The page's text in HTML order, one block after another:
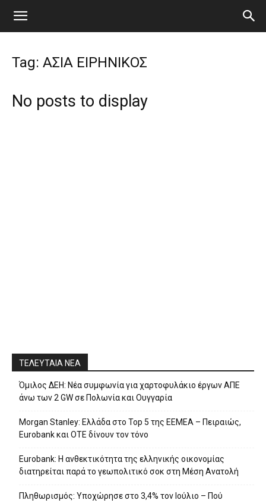
Tag: ΑΣΙΑ ΕΙΡΗΝΙΚΟΣ
No posts to display
ΤΕΛΕΥΤΑΙΑ ΝΕΑ
Όμιλος ΔΕΗ: Νέα συμφωνία για χαρτοφυλάκιο έργων ΑΠΕ
άνω των 2 GW σε Πολωνία και Ουγγαρία
Morgan Stanley: Ελλάδα στο Top 5 της EEMEA – Πειραιώς,
Eurobank και ΟΤΕ δίνουν τον τόνο
Eurobank: Η ανθεκτικότητα της ελληνικής οικονομίας
διατηρείται παρά το γεωπολιτικό σοκ στη Μέση Ανατολή
Πληθωρισμός: Υποχώρησε στο 3,4% τον Ιούλιο – Πού